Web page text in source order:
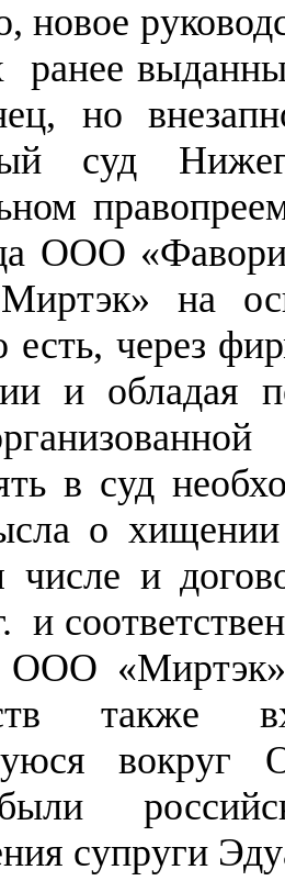
новое
ранее
но
суд
ООО
на
есть, через
и обладая
в суд
о
и
и
ООО
вокруг
супруги